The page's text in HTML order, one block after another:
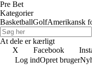
Pre Bet
Kategorier
BasketballGolfAmerikansk
At dele er kærligt
X
Facebook
Log indOpret bruger